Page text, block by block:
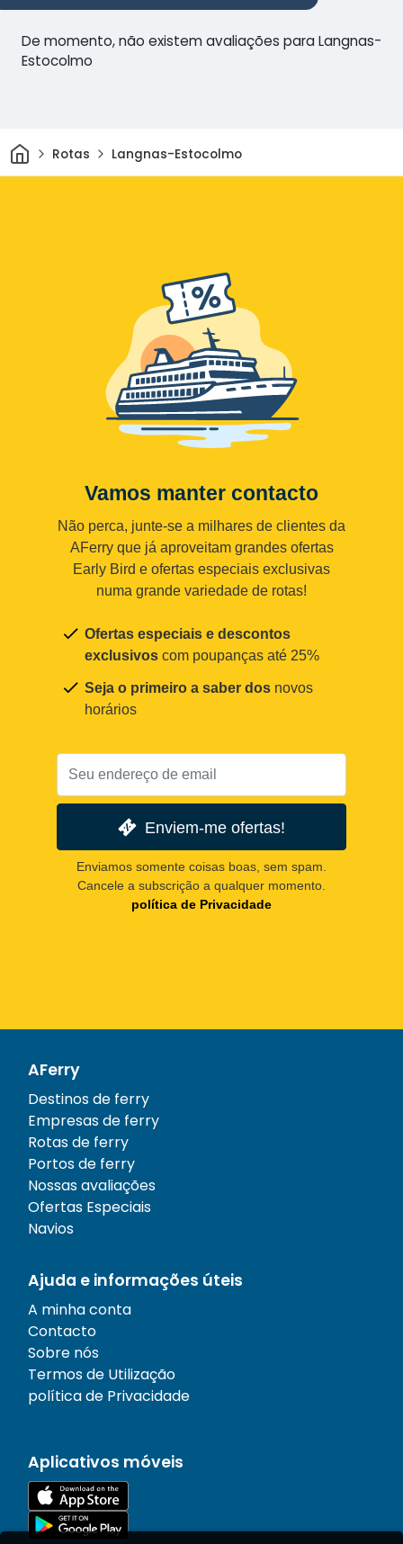
De momento, não existem avaliações para Langnas-
Estocolmo
CasaRotas Langnas-Estocolmo
Vamos manter contacto
Não perca, junte-se a milhares de clientes da
AFerry que já aproveitam grandes ofertas
Early Bird e ofertas especiais exclusivas
numa grande variedade de rotas!
Ofertas especiais e descontos
exclusivos com poupanças até 25%
Seja o primeiro a saber dos novos
horários
Enviem-me ofertas!
Enviamos somente coisas boas, sem spam.
Cancele a subscrição a qualquer momento.
política de Privacidade
AFerry
Destinos de ferry
Empresas de ferry
Rotas de ferry
Portos de ferry
Nossas avaliações
Ofertas Especiais
Navios
Ajuda e informações úteis
A minha conta
Contacto
Sobre nós
Termos de Utilização
política de Privacidade
Aplicativos móveis